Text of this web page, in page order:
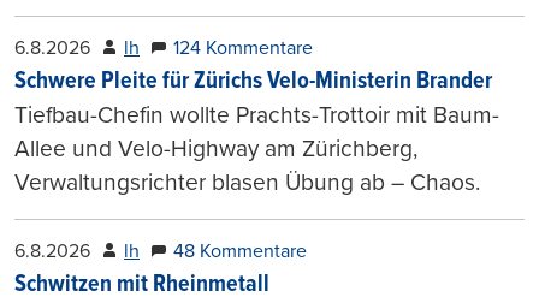
6.8.2026 lh 124 Kommentare
Schwere Pleite für Zürichs Velo-Ministerin Brander
Tiefbau-Chefin wollte Prachts-Trottoir mit Baum-
Allee und Velo-Highway am Zürichberg,
Verwaltungsrichter blasen Übung ab – Chaos.
6.8.2026 lh 48 Kommentare
Schwitzen mit Rheinmetall